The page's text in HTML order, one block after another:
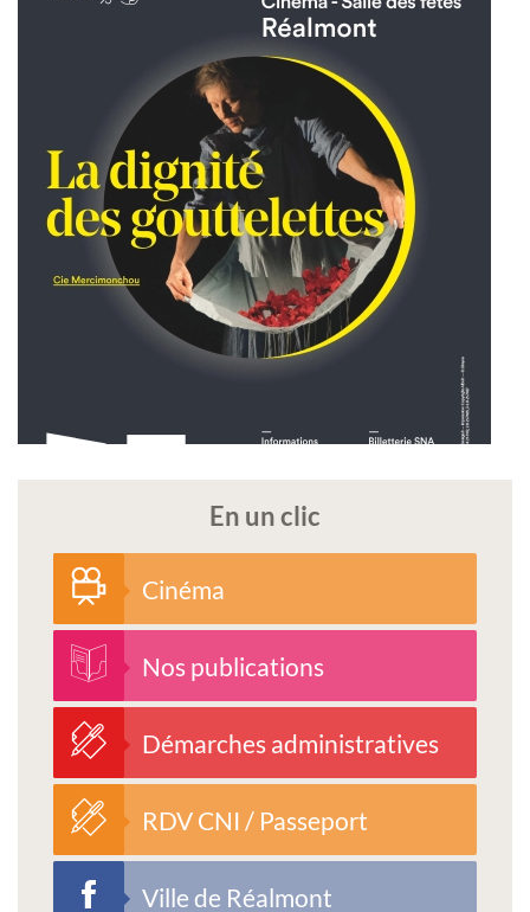
En un clic
Cinéma
Nos publications
Démarches administratives
RDV CNI / Passeport
Ville de Réalmont